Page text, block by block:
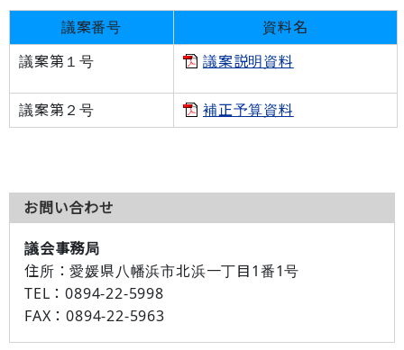
議案番号
資料名
議案第１号 議案説明資料
議案第２号 補正予算資料
お問い合わせ
議会事務局
住所：愛媛県八幡浜市北浜一丁目1番1号
TEL：0894-22-5998
FAX：0894-22-5963